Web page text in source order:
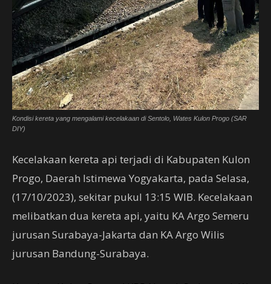
Kondisi kereta yang mengalami kecelakaan di Sentolo, Wates Kulon Progo (SAR
DIY)
Kecelakaan kereta api terjadi di Kabupaten Kulon
Progo, Daerah Istimewa Yogyakarta, pada Selasa,
(17/10/2023), sekitar pukul 13:15 WIB. Kecelakaan
melibatkan dua kereta api, yaitu KA Argo Semeru
jurusan Surabaya-Jakarta dan KA Argo Wilis
jurusan Bandung-Surabaya.